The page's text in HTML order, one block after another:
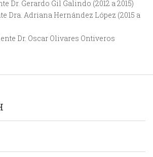
Dr. Gerardo Gil Galindo (2012 a 2015)
Dra. Adriana Hernández López (2015 a
Dr. Oscar Olivares Ontiveros